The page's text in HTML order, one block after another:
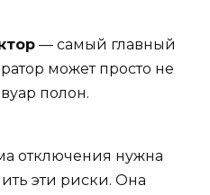
— самый главный
может просто не
полон.
отключения нужна
эти риски. Она